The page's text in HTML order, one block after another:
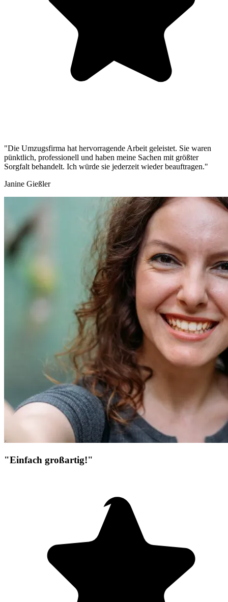
"Die Umzugsfirma hat hervorragende Arbeit geleistet. Sie waren
pünktlich, professionell und haben meine Sachen mit größter
Sorgfalt behandelt. Ich würde sie jederzeit wieder beauftragen."
Janine Gießler
"Einfach großartig!"